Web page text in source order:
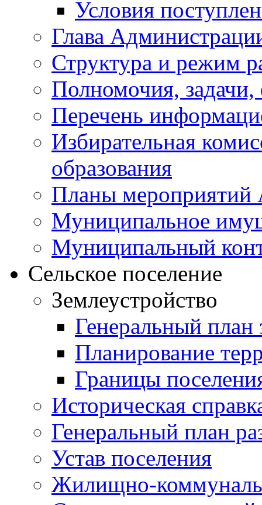
Условия
Глава
Структура и режим
Полномочия,
Перечень
Избирательная
образования
Планы мероприятий
Муниципальное
Муниципальный
Сельское поселение
Землеустройство
Генеральный план
Планирование
Границы
Историческая
Генеральный план
Устав поселения
Жилищно-